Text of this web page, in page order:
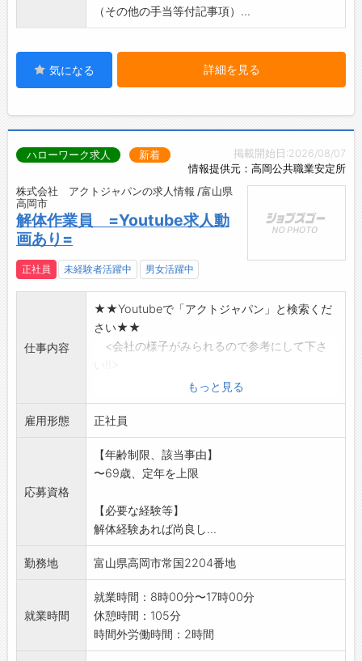
（その他の手当等付記事項）...
気になる 詳細を見る
掲載開始日:2026/08/07
情報提供元：高岡公共職業安定所
ハローワーク求人 新着
株式会社 アクトジャパンの求人情報 /富山県
高岡市
解体作業員 =Youtube求人動
画あり=
正社員 未経験者活躍中 男女活躍中
仕事内容
★★Youtubeで「アクトジャパン」と検索くだ
さい★★
<会社の様子がみられるので参考にして下さ
解体工事における解体作業全般
・重機手元
・廃材撤去
・仕分け
※初めての方も大丈夫!!
廃材の運搬等軽作業から指導します☆
もっと見る
雇用形態 正社員
応募資格
【年齢制限、該当事由】
〜69歳、定年を上限
【必要な経験等】
解体経験あれば尚良し...
勤務地 富山県高岡市常国2204番地
就業時間
就業時間：8時00分〜17時00分
休憩時間：105分
時間外労働時間：2時間